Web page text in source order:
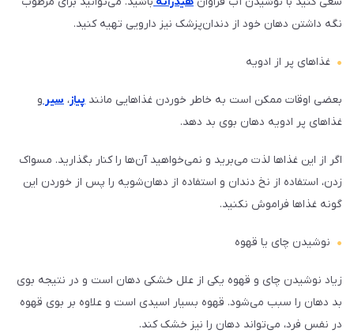
نگه داشتن دهان خود از دندان‌پزشک نیز دارویی تهیه کنید.
غذاهای پر از ادویه
بعضی اوقات ممکن است به خاطر خوردن غذاهایی مانند پیاز، سیرو
غذاهای پر ادویه دهان بوی بد دهد.
اگر از این غذاها لذت می‌برید و نمی‌خواهید آن‌ها را کنار بگذارید. مسواک
زدن، استفاده از نخ دندان و استفاده از دهان‌شویه را پس از خوردن این
گونه غذاها فراموش نکنید.
نوشیدن چای یا قهوه
زیاد نوشیدن چای و قهوه یکی از علل خشکی دهان است و در نتیجه بوی
بد دهان را سبب می‌شود. قهوه بسیار اسیدی است و علاوه بر بوی قهوه
در نفس فرد، می‌تواند دهان را نیز خشک کند.